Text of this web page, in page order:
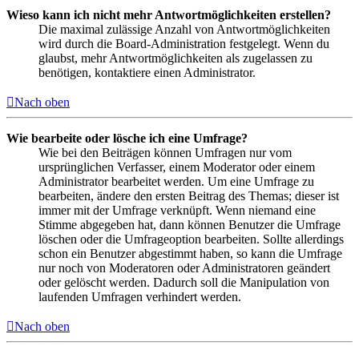
Wieso kann ich nicht mehr Antwortmöglichkeiten erstellen?
Die maximal zulässige Anzahl von Antwortmöglichkeiten
wird durch die Board-Administration festgelegt. Wenn du
glaubst, mehr Antwortmöglichkeiten als zugelassen zu
benötigen, kontaktiere einen Administrator.
Nach oben
Wie bearbeite oder lösche ich eine Umfrage?
Wie bei den Beiträgen können Umfragen nur vom
ursprünglichen Verfasser, einem Moderator oder einem
Administrator bearbeitet werden. Um eine Umfrage zu
bearbeiten, ändere den ersten Beitrag des Themas; dieser ist
immer mit der Umfrage verknüpft. Wenn niemand eine
Stimme abgegeben hat, dann können Benutzer die Umfrage
löschen oder die Umfrageoption bearbeiten. Sollte allerdings
schon ein Benutzer abgestimmt haben, so kann die Umfrage
nur noch von Moderatoren oder Administratoren geändert
oder gelöscht werden. Dadurch soll die Manipulation von
laufenden Umfragen verhindert werden.
Nach oben